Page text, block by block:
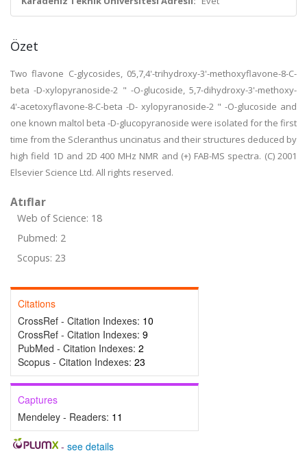
Özet
Two flavone C-glycosides, 05,7,4'-trihydroxy-3'-methoxyflavone-8-C-
beta -D-xylopyranoside-2 " -O-glucoside, 5,7-dihydroxy-3'-methoxy-
4'-acetoxyflavone-8-C-beta -D- xylopyranoside-2 " -O-glucoside and
one known maltol beta -D-glucopyranoside were isolated for the first
time from the Scleranthus uncinatus and their structures deduced by
high field 1D and 2D 400 MHz NMR and (+) FAB-MS spectra. (C) 2001
Elsevier Science Ltd. All rights reserved.
Atıflar
Web of Science: 18
Pubmed: 2
Scopus: 23
Citations
CrossRef - Citation Indexes: 10
CrossRef - Citation Indexes: 9
PubMed - Citation Indexes: 2
Scopus - Citation Indexes: 23
Captures
Mendeley - Readers: 11
- see details